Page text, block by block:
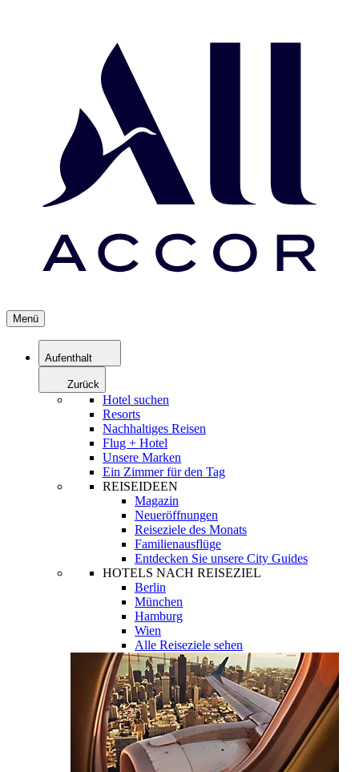
Menü
Aufenthalt
Zurück
Hotel suchen
Resorts
Nachhaltiges Reisen
Flug + Hotel
Unsere Marken
Ein Zimmer für den Tag
REISEIDEEN
Magazin
Neueröffnungen
Reiseziele des Monats
Familienausflüge
Entdecken Sie unsere City Guides
HOTELS NACH REISEZIEL
Berlin
München
Hamburg
Wien
Alle Reiseziele sehen